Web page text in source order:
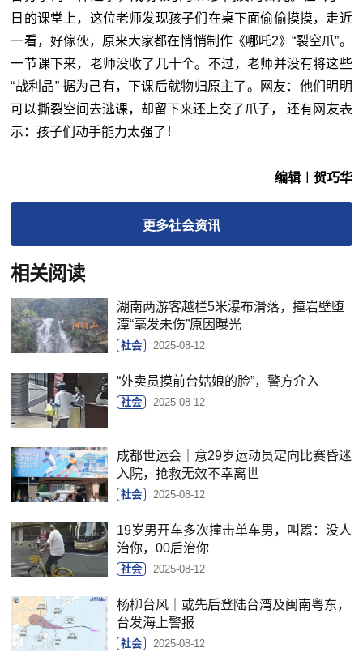
日的课堂上，这位老师发现孩子们在桌下面偷偷摸摸，走近
一看，好傢伙，原来大家都在悄悄制作《哪吒2》“裂空爪”。
一节课下来，老师没收了几十个。不过，老师并没有将这些
“战利品” 据为己有，下课后就物归原主了。网友：他们明明
可以撕裂空间去逃课，却留下来还上交了爪子， 还有网友表
示：孩子们动手能力太强了！
编辑︱贺巧华
更多社会资讯
相关阅读
湖南两游客越栏5米瀑布滑落，撞岩壁堕
潭“毫发未伤”原因曝光
社会 2025-08-12
“外卖员摸前台姑娘的脸”，警方介入
社会 2025-08-12
成都世运会｜意29岁运动员定向比赛昏迷
入院，抢救无效不幸离世
社会 2025-08-12
19岁男开车多次撞击单车男，叫嚣：没人
治你，00后治你
社会 2025-08-12
杨柳台风｜或先后登陆台湾及闽南粤东，
台发海上警报
社会 2025-08-12